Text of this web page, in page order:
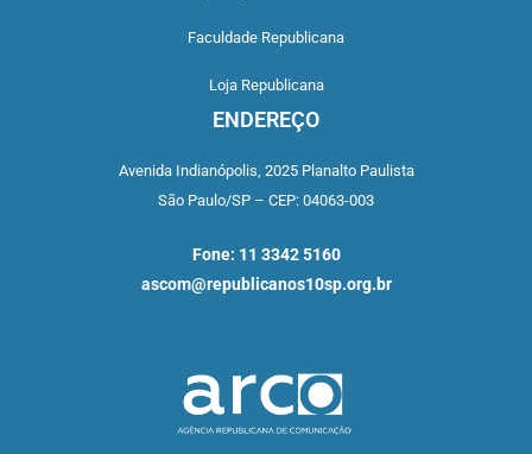
Faculdade Republicana
Loja Republicana
ENDEREÇO
Avenida Indianópolis, 2025 Planalto Paulista
São Paulo/SP – CEP: 04063-003
Fone: 11 3342 5160
ascom@republicanos10sp.org.br